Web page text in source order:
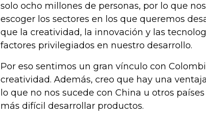
solo ocho millones de personas, por lo que
escoger los sectores en los que queremos
que la creatividad, la innovación y las
factores privilegiados en nuestro desarrollo.
Por eso sentimos un gran vínculo con
creatividad. Además, creo que hay una
lo que no nos sucede con China u otros
más difícil desarrollar productos.